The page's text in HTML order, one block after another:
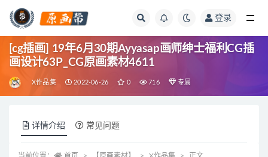
登录
[cg插画] 19年6月30期Ayyasap画师绅士福利CG插
画设计63P_CG原画素材4611
X作品集 2022-06-26 0 716 专属
详情介绍 常见问题